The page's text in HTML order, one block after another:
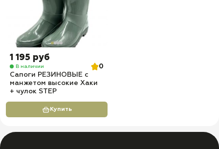
1 195 руб
В наличии
0
Сапоги РЕЗИНОВЫЕ с
манжетом высокие Хаки
+ чулок STEP
Купить